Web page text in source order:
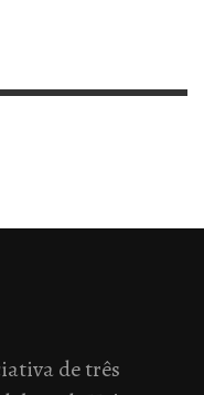
de três